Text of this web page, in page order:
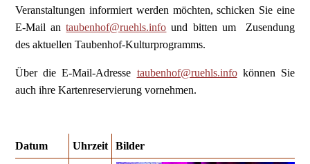
Veranstaltungen informiert werden möchten, schicken Sie eine
E-Mail antaubenhof@ruehls.info und bitten um Zusendung
des aktuellen Taubenhof-Kulturprogramms.
Über die E-Mail-Adresse taubenhof@ruehls.info können Sie
auch ihre Kartenreservierung vornehmen.
Datum Uhrzeit Bilder